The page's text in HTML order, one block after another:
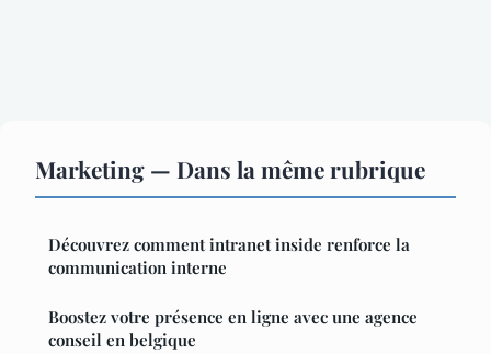
Marketing — Dans la même rubrique
Découvrez comment intranet inside renforce la
communication interne
Boostez votre présence en ligne avec une agence
conseil en belgique